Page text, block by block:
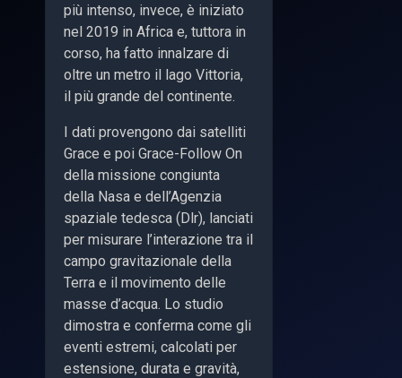
più intenso, invece, è iniziato
nel 2019 in Africa e, tuttora in
corso, ha fatto innalzare di
oltre un metro il lago Vittoria,
il più grande del continente.
I dati provengono dai satelliti
Grace e poi Grace-Follow On
della missione congiunta
della Nasa e dell’Agenzia
spaziale tedesca (Dlr), lanciati
per misurare l’interazione tra il
campo gravitazionale della
Terra e il movimento delle
masse d’acqua. Lo studio
dimostra e conferma come gli
eventi estremi, calcolati per
estensione, durata e gravità,